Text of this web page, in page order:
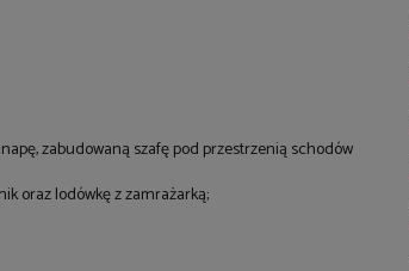
zabudowaną szafę pod przestrzenią schodów
oraz lodówkę z zamrażarką;